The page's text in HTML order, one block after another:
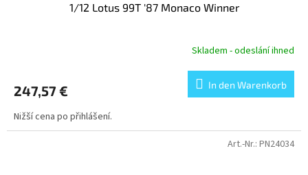
1/12 Lotus 99T '87 Monaco Winner
Skladem - odeslání ihned
247,57 € In den Warenkorb
Nižší cena po přihlášení.
Art.-Nr.: PN24034